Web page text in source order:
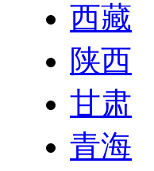
西藏
陕西
甘肃
青海